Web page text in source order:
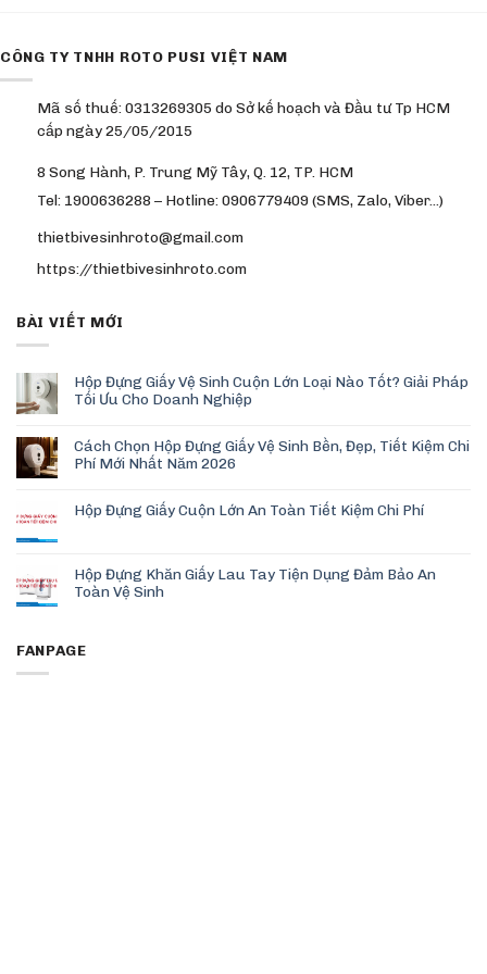
CÔNG TY TNHH ROTO PUSI VIỆT NAM
Mã số thuế: 0313269305 do Sở kế hoạch và Đầu tư Tp HCM
cấp ngày 25/05/2015
8 Song Hành, P. Trung Mỹ Tây, Q. 12, TP. HCM
Tel: 1900636288 – Hotline: 0906779409 (SMS, Zalo, Viber…)
thietbivesinhroto@gmail.com
https://thietbivesinhroto.com
BÀI VIẾT MỚI
Hộp Đựng Giấy Vệ Sinh Cuộn Lớn Loại Nào Tốt? Giải Pháp
Tối Ưu Cho Doanh Nghiệp
Cách Chọn Hộp Đựng Giấy Vệ Sinh Bền, Đẹp, Tiết Kiệm Chi
Phí Mới Nhất Năm 2026
Hộp Đựng Giấy Cuộn Lớn An Toàn Tiết Kiệm Chi Phí
Hộp Đựng Khăn Giấy Lau Tay Tiện Dụng Đảm Bảo An
Toàn Vệ Sinh
FANPAGE